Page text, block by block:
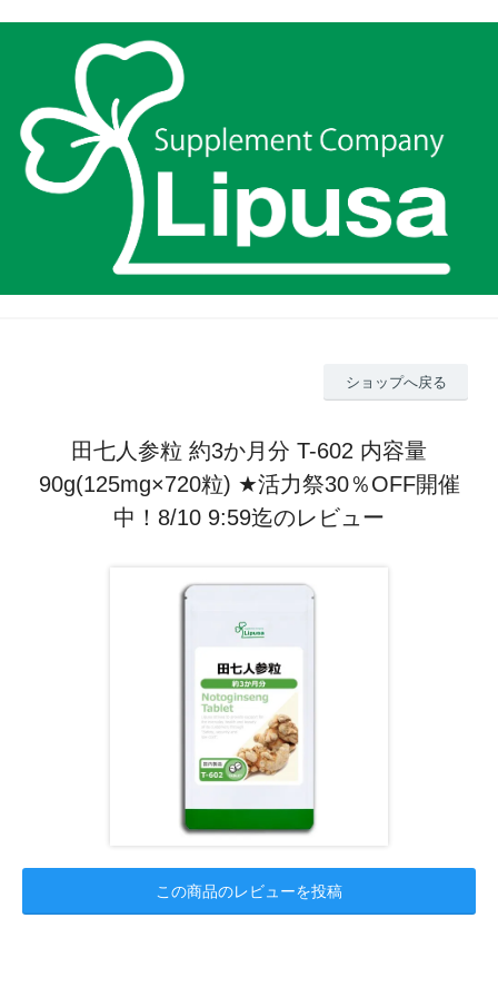
ショップへ戻る
田七人参粒 約3か月分 T-602 内容量
90g(125mg×720粒) ★活力祭30％OFF開催
中！8/10 9:59迄のレビュー
この商品のレビューを投稿